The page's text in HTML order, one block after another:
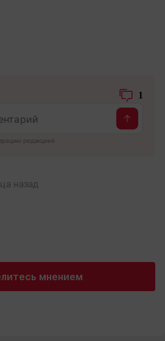
1
редакцией
назад
мнением